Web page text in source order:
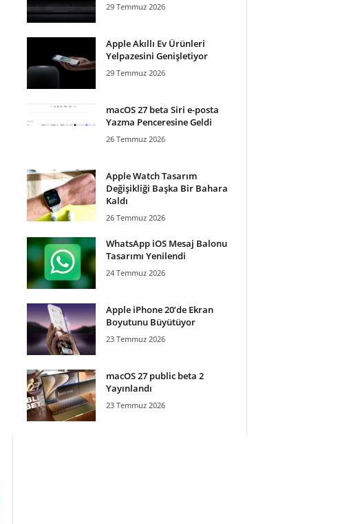
29 Temmuz 2026
Apple Akıllı Ev Ürünleri
Yelpazesini Genişletiyor
29 Temmuz 2026
macOS 27 beta Siri e-posta
Yazma Penceresine Geldi
26 Temmuz 2026
Apple Watch Tasarım
Değişikliği Başka Bir Bahara
Kaldı
26 Temmuz 2026
WhatsApp iOS Mesaj Balonu
Tasarımı Yenilendi
24 Temmuz 2026
Apple iPhone 20’de Ekran
Boyutunu Büyütüyor
23 Temmuz 2026
macOS 27 public beta 2
Yayınlandı
23 Temmuz 2026